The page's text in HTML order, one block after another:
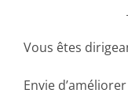
Vous êtes
Envie